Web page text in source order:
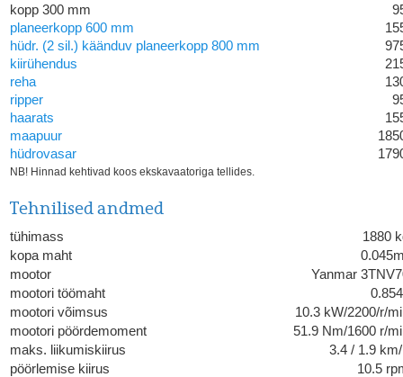
kopp 300 mm
planeerkopp 600 mm
hüdr. (2 sil.) käänduv planeerkopp 800 mm
kiirühendus
reha
ripper
haarats
maapuur
hüdrovasar
NB! Hinnad kehtivad koos ekskavaatoriga tellides.
Tehnilised andmed
tühimass
1880
kopa maht
mootor
Yanmar
mootori töömaht
mootori võimsus
10.3 kW/2200/r/
mootori pöördemoment
51.9 Nm/1600 r/
maks. liikumiskiirus
3.4 / 1.9
pöörlemise kiirus
10.5